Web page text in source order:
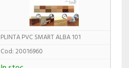
PLINTA PVC SMART ALBA 101
Cod: 20016960